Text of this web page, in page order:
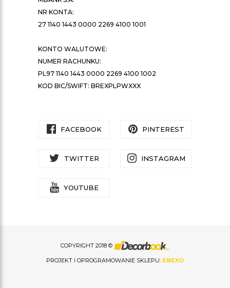
NR KONTA:
27 1140 1443 0000 2269 4100 1001
KONTO WALUTOWE:
NUMER RACHUNKU:
PL97 1140 1443 0000 2269 4100 1002
KOD BIC/SWIFT: BREXPLPWXXX
FACEBOOK PINTEREST
TWITTER INSTAGRAM
YOUTUBE
COPYRIGHT 2018 ©
PROJEKT I OPROGRAMOWANIE SKLEPU: EBEXO